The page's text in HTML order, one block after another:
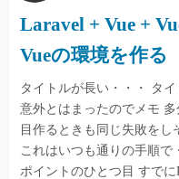
Laravel + Vue +
Vueの環境を作る
タイトルが長い・・・ タイ
意外とはまったのでメモ
目作るときも同じ失敗をし
これはいつも通りの手順で
ポイントのひとつ目 すで